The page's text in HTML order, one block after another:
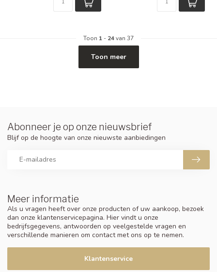
Toon 1 - 24van 37
Toon meer
Meer informatie
Als u vragen heeft over onze producten of uw aankoop, bezoek
dan onze klantenservicepagina. Hier vindt u onze
bedrijfsgegevens, antwoorden op veelgestelde vragen en
verschillende manieren om contact met ons op te nemen.
Klantenservice
Abonneer je op onze nieuwsbrief
Blijf op de hoogte van onze nieuwste aanbiedingen